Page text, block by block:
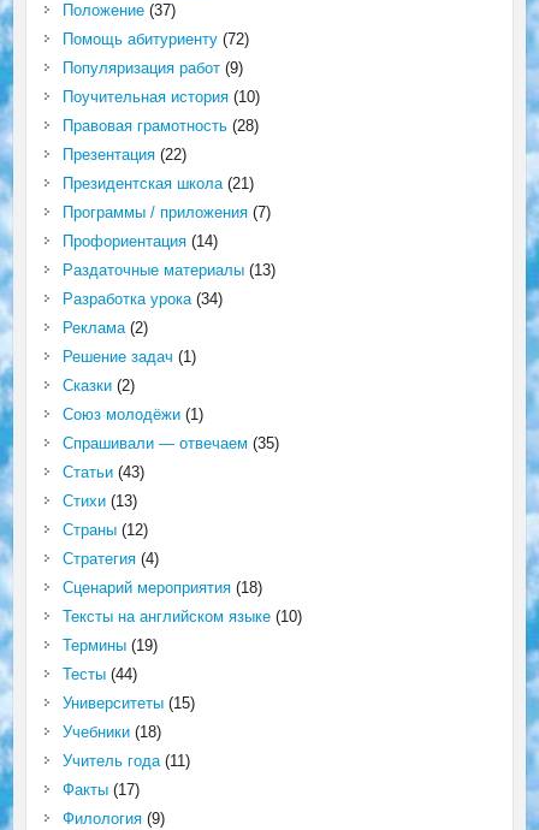
Положение(37)
Помощь абитуриенту(72)
Популяризация работ(9)
Поучительная история(10)
Правовая грамотность(28)
Презентация(22)
Президентская школа(21)
Программы / приложения(7)
Профориентация(14)
Раздаточные материалы(13)
Разработка урока(34)
Реклама(2)
Решение задач (1)
Сказки(2)
Союз молодёжи(1)
Спрашивали — отвечаем (35)
Статьи(43)
Стихи(13)
Страны(12)
Стратегия(4)
Сценарий мероприятия(18)
Тексты на английском языке(10)
Термины(19)
Тесты(44)
Университеты(15)
Учебники(18)
Учитель года(11)
Факты(17)
Филология(9)